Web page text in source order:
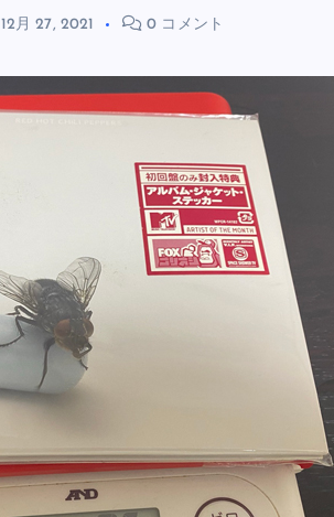
12月 27, 2021 0 コメント
ー